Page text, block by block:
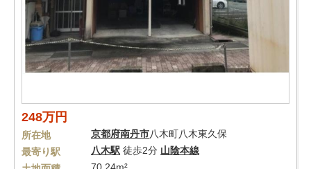
248万円
所在地 京都府南丹市八木町八木東久保
最寄り駅
八木駅 徒歩2分 山陰本線